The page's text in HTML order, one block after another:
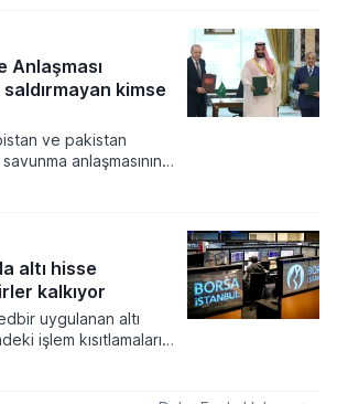
hayata
Anlaşması
saldırmayan kimse
ve pakistan
anlaşmasının
bakanı hakan fidan
kolektif
maddesiyle aynı
ifade etti.
altı hisse
kalkıyor
uygulanan altı
işlem kısıtlamaları
olarak kalkıyor.